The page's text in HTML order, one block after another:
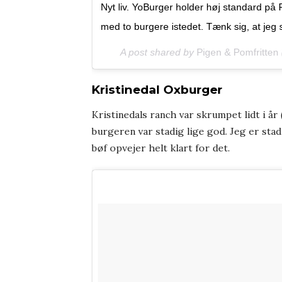
Nyt liv. YoBurger holder høj standard
med to burgere istedet. Tænk sig, at jeg
A post shared by Pigen & Pomfritten
Kristinedal Oxburger
Kristinedals ranch var skrumpet lidt i år
burgeren var stadig lige god. Jeg er
bøf opvejer helt klart for det.